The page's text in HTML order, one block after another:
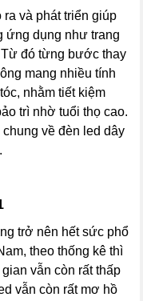
và phát triển giúp
ứng dụng như trang
Từ đó từng bước thay
mang nhiều tính
nhằm tiết kiệm
trì nhờ tuổi thọ cao.
về đèn led dây
trở nên hết sức phổ
theo thống kê thì
vẫn còn rất thấp
vẫn còn rất mơ hồ